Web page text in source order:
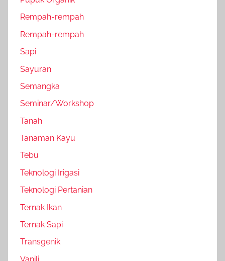
Rempah-rempah
Rempah-rempah
Sapi
Sayuran
Semangka
Seminar/Workshop
Tanah
Tanaman Kayu
Tebu
Teknologi Irigasi
Teknologi Pertanian
Ternak Ikan
Ternak Sapi
Transgenik
Vanili